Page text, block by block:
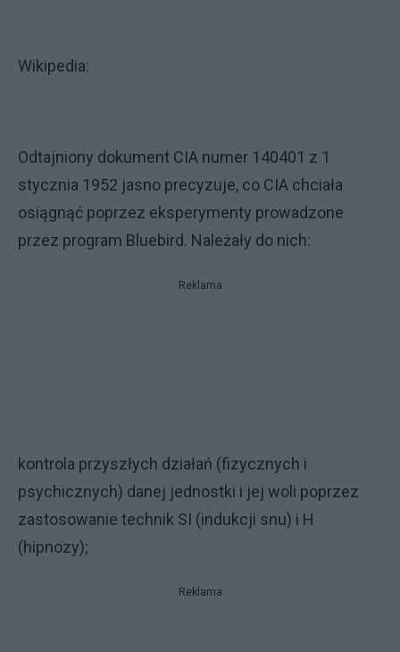
Wikipedia:
Odtajniony dokument CIA numer 140401 z 1
stycznia 1952 jasno precyzuje, co CIA chciała
osiągnąć poprzez eksperymenty prowadzone
przez program Bluebird. Należały do nich:
Reklama
kontrola przyszłych działań (fizycznych i
psychicznych) danej jednostki i jej woli poprzez
zastosowanie technik SI (indukcji snu) i H
(hipnozy);
Reklama